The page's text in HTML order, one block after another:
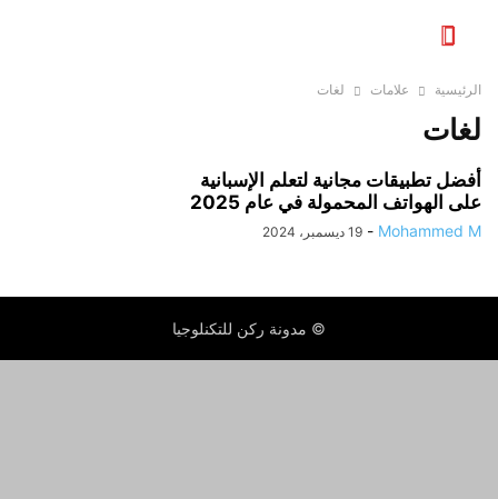
الرئيسية علامات لغات
لغات
أفضل تطبيقات مجانية لتعلم الإسبانية
على الهواتف المحمولة في عام 2025
Mohammed M
- 19 ديسمبر، 2024
© مدونة ركن للتكنلوجيا